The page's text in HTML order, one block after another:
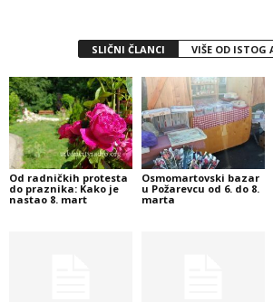
SLIČNI ČLANCI VIŠE OD ISTOG
Od radničkih protesta
do praznika: Kako je
nastao 8. mart
Osmomartovski bazar
u Požarevcu od 6. do 8.
marta